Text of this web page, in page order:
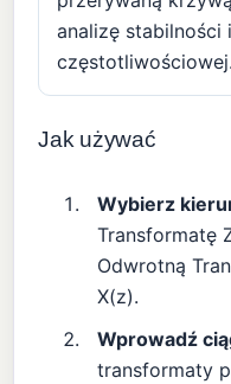
analizę stabilności
częstotliwościowej.
Jak używać
Wybierz
Transformatę
Odwrotną
X(z).
Wprowadź
transformaty